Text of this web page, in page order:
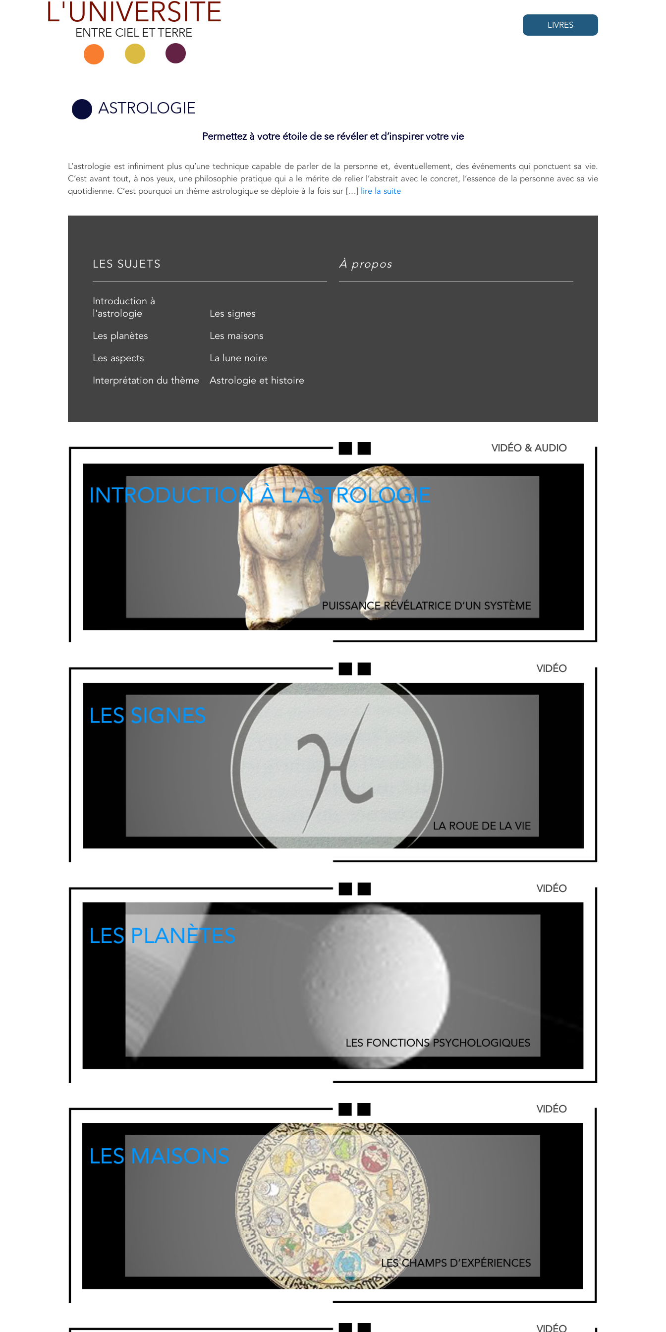
L'UNIVERSITÉ
ENTRE CIEL ET TERRE
LIVRES
ASTROLOGIE
Permettez à votre étoile de se révéler et d’inspirer votre vie
L’astrologie est infiniment plus qu’une technique capable de parler de la personne et, éventuellement, des événements qui ponctuent sa vie.
C’est avant tout, à nos yeux, une philosophie pratique qui a le mérite de relier l’abstrait avec le concret, l’essence de la personne avec sa vie
quotidienne. C’est pourquoi un thème astrologique se déploie à la fois sur […] lire la suite
LES SUJETS
Introduction à
l'astrologie
Les signes
Les planètes
Les maisons
Les aspects
La lune noire
Interprétation du thème
Astrologie et histoire
À propos
VIDÉO & AUDIO
VIDÉO
VIDÉO
VIDÉO